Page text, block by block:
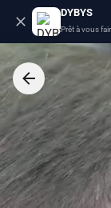
DYBYS
Prêt à vous